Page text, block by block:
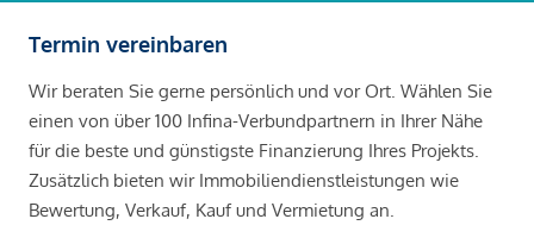
Termin vereinbaren
Wir beraten Sie gerne persönlich und vor Ort. Wählen Sie
einen von über 100 Infina-Verbundpartnern in Ihrer Nähe
für die beste und günstigste Finanzierung Ihres Projekts.
Zusätzlich bieten wir Immobiliendienstleistungen wie
Bewertung, Verkauf, Kauf und Vermietung an.